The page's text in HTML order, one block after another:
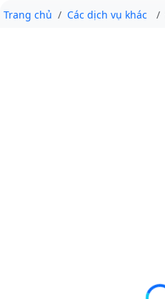
Trang chủ Các dịch vụ khác